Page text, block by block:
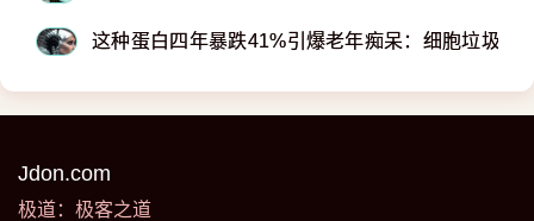
这种蛋白四年暴跌41%引爆老年痴呆：细胞垃圾清
Jdon.com
极道：极客之道